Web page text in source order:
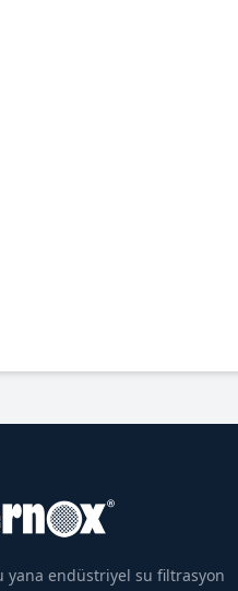
yana endüstriyel su filtrasyon